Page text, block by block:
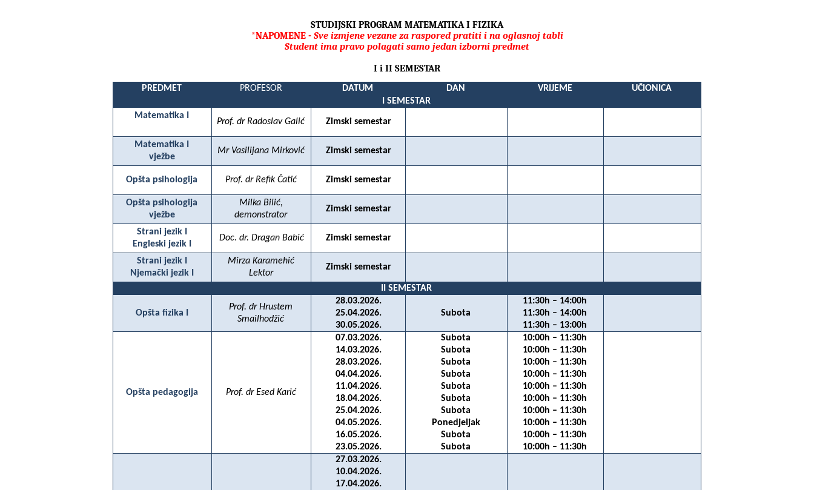
STUDIJSKI PROGRAM MATEMATIKA I FIZIKA
*NAPOMENE - Sve izmjene vezane za raspored pratiti i na oglasnoj tabli
Student ima pravo polagati samo jedan izborni predmet
I i II SEMESTAR
PREDMET PROFESOR DATUM DAN VRIJEME
UČIONICA
I SEMESTAR
Matematika I
Prof. dr Radoslav Galić Zimski semestar
Matematika I
vježbe
Mr Vasilijana Mirković Zimski semestar
Opšta psihologija Prof. dr Refik Ćatić Zimski semestar
Opšta psihologija
vježbe
Milka Bilić,
demonstrator
Zimski semestar
Strani jezik I
Engleski jezik I
Doc. dr. Dragan Babić Zimski semestar
Strani jezik I
Njemački jezik I
Mirza Karamehić
Lektor
Zimski semestar
II SEMESTAR
Opšta fizika I
Prof. dr Hrustem
Smailhodžić
28.03.2026.
25.04.2026.
30.05.2026.
Subota
11:30h – 14:00h
11:30h – 14:00h
11:30h – 13:00h
Opšta pedagogija Prof. dr Esed Karić
07.03.2026.
14.03.2026.
28.03.2026.
04.04.2026.
11.04.2026.
18.04.2026.
25.04.2026.
04.05.2026.
16.05.2026.
23.05.2026.
Subota
Subota
Subota
Subota
Subota
Subota
Subota
Ponedjeljak
Subota
Subota
10:00h – 11:30h
10:00h – 11:30h
10:00h – 11:30h
10:00h – 11:30h
10:00h – 11:30h
10:00h – 11:30h
10:00h – 11:30h
10:00h – 11:30h
10:00h – 11:30h
10:00h – 11:30h
27.03.2026.
10.04.2026.
17.04.2026.